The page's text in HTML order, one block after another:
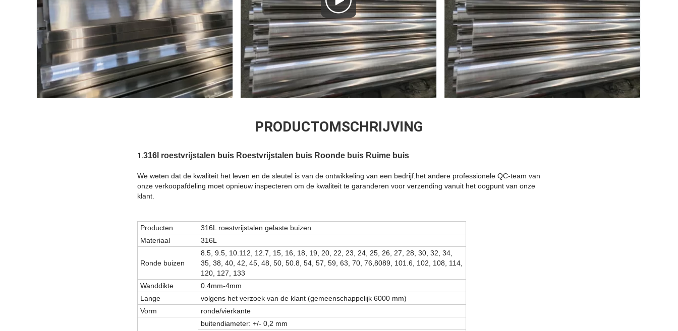
PRODUCTOMSCHRIJVING
1.316l roestvrijstalen buis Roestvrijstalen buis Roonde buis Ruime buis
We weten dat de kwaliteit het leven en de sleutel is van de ontwikkeling van een bedrijf.het andere professionele QC-team van
onze verkoopafdeling moet opnieuw inspecteren om de kwaliteit te garanderen voor verzending vanuit het oogpunt van onze
klant.
Producten
316L roestvrijstalen gelaste buizen
Materiaal
316L
Ronde buizen
8.5, 9.5, 10.112, 12.7, 15, 16, 18, 19, 20, 22, 23, 24, 25, 26, 27, 28, 30, 32, 34,
35, 38, 40, 42, 45, 48, 50, 50.8, 54, 57, 59, 63, 70, 76,8089, 101.6, 102, 108, 114,
120, 127, 133
Wanddikte
0.4mm-4mm
Lange
volgens het verzoek van de klant (gemeenschappelijk 6000 mm)
Vorm
ronde/vierkante
buitendiameter: +/- 0,2 mm